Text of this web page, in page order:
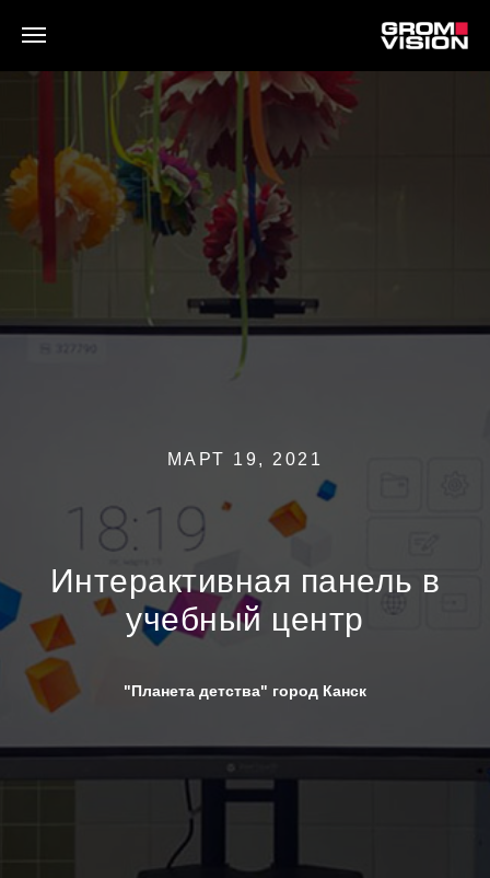
МАРТ 19, 2021
Интерактивная панель в
учебный центр
"Планета детства" город Канск